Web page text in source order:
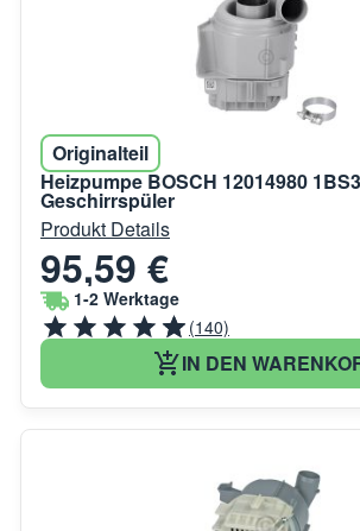
Originalteil
Heizpumpe BOSCH 12014980
Geschirrspüler
Produkt Details
95,59 €
1-2 Werktage
(140)
IN DEN